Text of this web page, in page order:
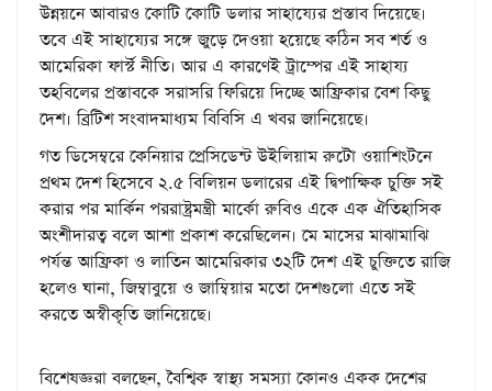
উন্নয়নে আবারও কোটি কোটি ডলার সাহায্যের প্রস্তাব দিয়েছে।
তবে এই সাহায্যের সঙ্গে জুড়ে দেওয়া হয়েছে কঠিন সব শর্ত ও
আমেরিকা ফার্স্ট নীতি। আর এ কারণেই ট্রাম্পের এই সাহায্য
তহবিলের প্রস্তাবকে সরাসরি ফিরিয়ে দিচ্ছে আফ্রিকার বেশ কিছু
দেশ। ব্রিটিশ সংবাদমাধ্যম বিবিসি এ খবর জানিয়েছে।
গত ডিসেম্বরে কেনিয়ার প্রেসিডেন্ট উইলিয়াম রুটো ওয়াশিংটনে
প্রথম দেশ হিসেবে ২.৫ বিলিয়ন ডলারের এই দ্বিপাক্ষিক চুক্তি সই
করার পর মার্কিন পররাষ্ট্রমন্ত্রী মার্কো রুবিও একে এক ঐতিহাসিক
অংশীদারত্ব বলে আশা প্রকাশ করেছিলেন। মে মাসের মাঝামাঝি
পর্যন্ত আফ্রিকা ও লাতিন আমেরিকার ৩২টি দেশ এই চুক্তিতে রাজি
হলেও ঘানা, জিম্বাবুয়ে ও জাম্বিয়ার মতো দেশগুলো এতে সই
করতে অস্বীকৃতি জানিয়েছে।
বিশেষজ্ঞরা বলছেন, বৈশ্বিক স্বাস্থ্য সমস্যা কোনও একক দেশের